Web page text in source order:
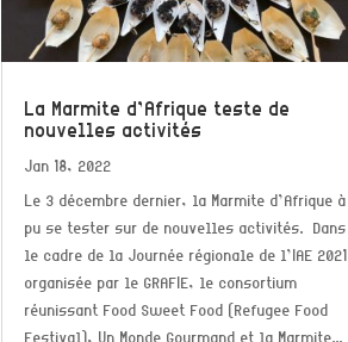
La Marmite d’Afrique teste de
nouvelles activités
Jan 18, 2022
Le 3 décembre dernier, la Marmite d’Afrique à
pu se tester sur de nouvelles activités. Dans
le cadre de la Journée régionale de l’IAE 2021
organisée par le GRAFIE, le consortium
réunissant Food Sweet Food (Refugee Food
Festival), Un Monde Gourmand et la Marmite...